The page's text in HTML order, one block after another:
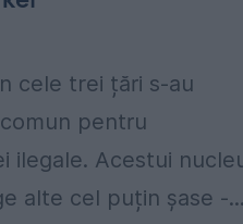
cele trei țări s-au
pentru
ilegale. Acestui
alte cel puțin șase -